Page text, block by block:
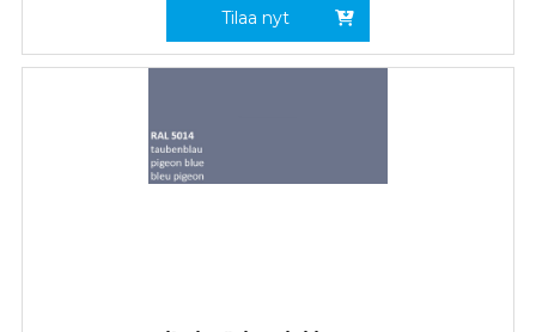
Tilaa nyt